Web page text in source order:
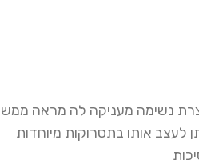
נשימה מעניקה לה מראה ממש
לעצב אותו בתסרוקות מיוחדות